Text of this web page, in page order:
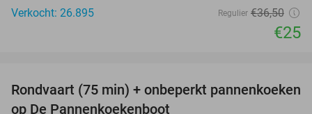
Verkocht: 26.895
Regulier €36,50
€25
30%
Rondvaart (75 min) + onbeperkt pannenkoeken
op De Pannenkoekenboot